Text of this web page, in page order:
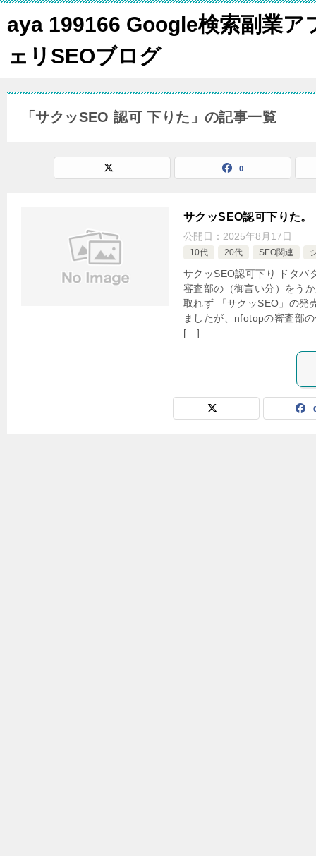
aya 199166 Google検索副業ア
ェリSEOブログ
「サクッSEO 認可 下りた」の記事一覧
0
サクッSEO認可下りた。
公開日： 2025年8月17日
10代 20代 SEO関連
サクッSEO認可下り ドタ
審査部の（御言い分）をう
取れず 「サクッSEO」の発
ましたが、nfotopの審査部
[…]